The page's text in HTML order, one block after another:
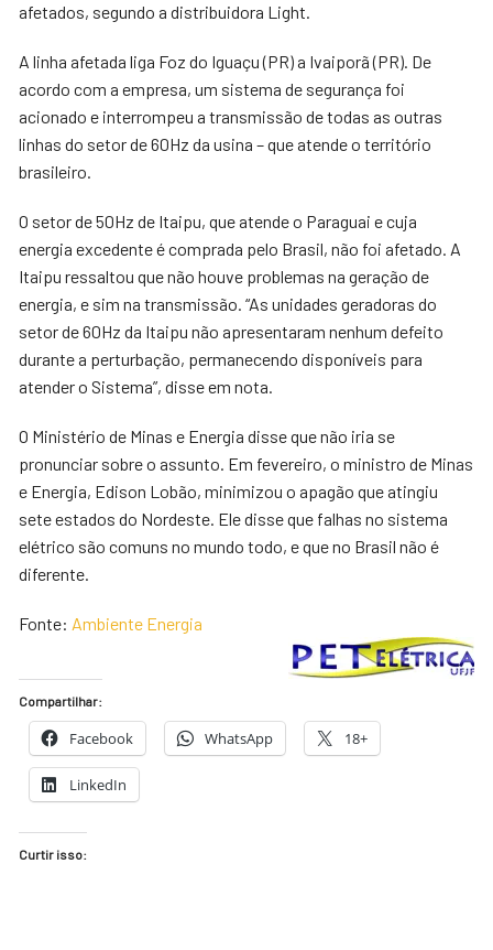
afetados, segundo a distribuidora Light.
A linha afetada liga Foz do Iguaçu (PR) a Ivaiporã (PR). De
acordo com a empresa, um sistema de segurança foi
acionado e interrompeu a transmissão de todas as outras
linhas do setor de 60Hz da usina – que atende o território
brasileiro.
O setor de 50Hz de Itaipu, que atende o Paraguai e cuja
energia excedente é comprada pelo Brasil, não foi afetado. A
Itaipu ressaltou que não houve problemas na geração de
energia, e sim na transmissão. “As unidades geradoras do
setor de 60Hz da Itaipu não apresentaram nenhum defeito
durante a perturbação, permanecendo disponíveis para
atender o Sistema”, disse em nota.
O Ministério de Minas e Energia disse que não iria se
pronunciar sobre o assunto. Em fevereiro, o ministro de Minas
e Energia, Edison Lobão, minimizou o apagão que atingiu
sete estados do Nordeste. Ele disse que falhas no sistema
elétrico são comuns no mundo todo, e que no Brasil não é
diferente.
Fonte: Ambiente Energia
Compartilhar:
Facebook WhatsApp 18+
LinkedIn
Curtir isso: